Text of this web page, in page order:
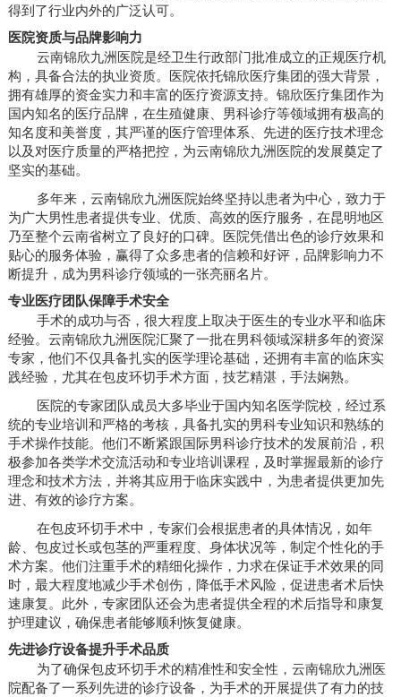
得到了行业内外的广泛认可。
医院资质与品牌影响力
云南锦欣九洲医院是经卫生行政部门批准成立的正规医疗机
构，具备合法的执业资质。医院依托锦欣医疗集团的强大背景，
拥有雄厚的资金实力和丰富的医疗资源支持。锦欣医疗集团作为
国内知名的医疗品牌，在生殖健康、男科诊疗等领域拥有极高的
知名度和美誉度，其严谨的医疗管理体系、先进的医疗技术理念
以及对医疗质量的严格把控，为云南锦欣九洲医院的发展奠定了
坚实的基础。
多年来，云南锦欣九洲医院始终坚持以患者为中心，致力于
为广大男性患者提供专业、优质、高效的医疗服务，在昆明地区
乃至整个云南省树立了良好的口碑。医院凭借出色的诊疗效果和
贴心的服务体验，赢得了众多患者的信赖和好评，品牌影响力不
断提升，成为男科诊疗领域的一张亮丽名片。
专业医疗团队保障手术安全
手术的成功与否，很大程度上取决于医生的专业水平和临床
经验。云南锦欣九洲医院汇聚了一批在男科领域深耕多年的资深
专家，他们不仅具备扎实的医学理论基础，还拥有丰富的临床实
践经验，尤其在包皮环切手术方面，技艺精湛，手法娴熟。
医院的专家团队成员大多毕业于国内知名医学院校，经过系
统的专业培训和严格的考核，具备扎实的男科专业知识和熟练的
手术操作技能。他们不断紧跟国际男科诊疗技术的发展前沿，积
极参加各类学术交流活动和专业培训课程，及时掌握最新的诊疗
理念和技术方法，并将其应用于临床实践中，为患者提供更加先
进、有效的诊疗方案。
在包皮环切手术中，专家们会根据患者的具体情况，如年
龄、包皮过长或包茎的严重程度、身体状况等，制定个性化的手
术方案。他们注重手术的精细化操作，力求在保证手术效果的同
时，最大程度地减少手术创伤，降低手术风险，促进患者术后快
速康复。此外，专家团队还会为患者提供全程的术后指导和康复
护理建议，确保患者能够顺利恢复健康。
先进诊疗设备提升手术品质
为了确保包皮环切手术的精准性和安全性，云南锦欣九洲医
院配备了一系列先进的诊疗设备，为手术的开展提供了有力的技